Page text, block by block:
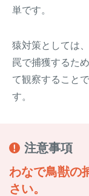
単です。
猿対策としては
罠で捕獲するた
て観察すること
す。
注意事項
わなで鳥獣の
さい。